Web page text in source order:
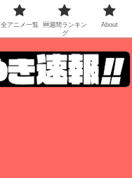
全アニメ一覧
🆕週間ランキン
グ
About